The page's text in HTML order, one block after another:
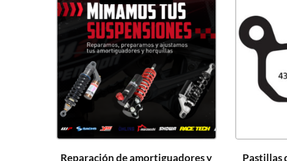
Reparación de amortiguadores y
Pastillas